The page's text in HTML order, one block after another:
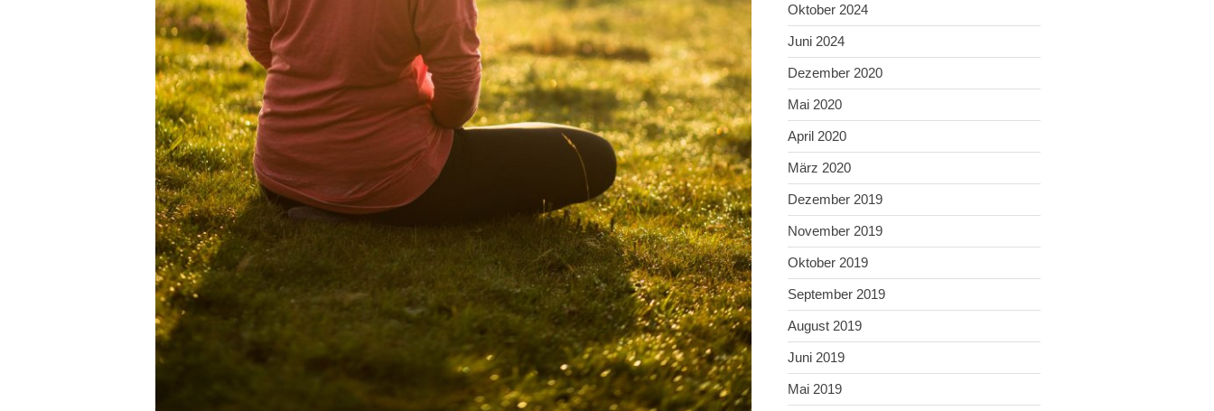
Oktober 2024
Juni 2024
Dezember 2020
Mai 2020
April 2020
März 2020
Dezember 2019
November 2019
Oktober 2019
September 2019
August 2019
Juni 2019
Mai 2019